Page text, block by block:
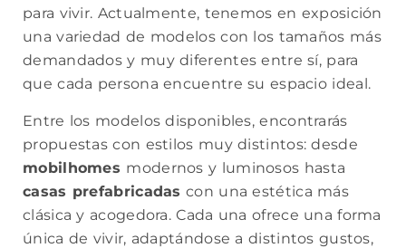
para vivir. Actualmente, tenemos en exposición
una variedad de modelos con los tamaños más
demandados y muy diferentes entre sí, para
que cada persona encuentre su espacio ideal.
Entre los modelos disponibles, encontrarás
propuestas con estilos muy distintos: desde
mobilhomes modernos y luminosos hasta
casas prefabricadas con una estética más
clásica y acogedora. Cada una ofrece una forma
única de vivir, adaptándose a distintos gustos,